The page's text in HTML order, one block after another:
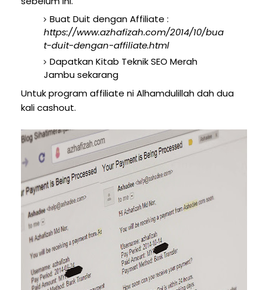
Buat Duit dengan Affiliate :
https://www.azhafizah.com/2014/10/bua
t-duit-dengan-affiliate.html
Dapatkan Kitab Teknik SEO Merah
Jambu sekarang
Untuk program affiliate ni Alhamdulillah dah dua
kali cashout.